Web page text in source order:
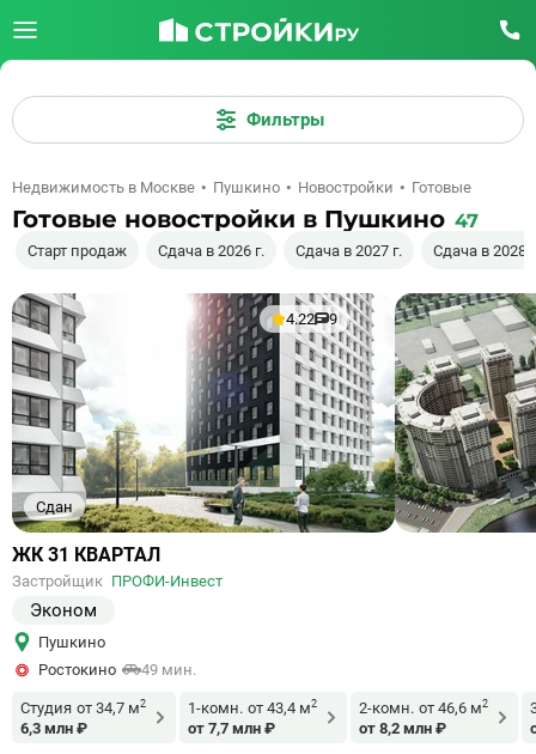
Фильтры
Недвижимость в Москве Пушкино Новостройки Готовые
Готовые новостройки в Пушкино 47
Старт продаж Сдача в 2026 г. Сдача в 2027 г. Сдача в 2028
Сдан
4.22 9
Ссылка
объект
ЖК 31 КВАРТАЛ
Застройщик ПРОФИ-Инвест
Эконом
Пушкино
Ростокино
49 мин.
Студия от 34,7 м2
6,3 млн ₽
1-комн. от 43,4 м2
от 7,7 млн ₽
2-комн. от 46,6 м2
от 8,2 млн ₽